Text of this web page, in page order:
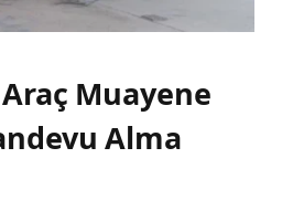
Muayene
Alma